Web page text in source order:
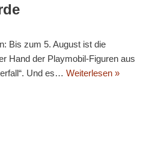
Bis zum 5. August ist die
Hand der Playmobil-Figuren aus
Und es… Weiterlesen »